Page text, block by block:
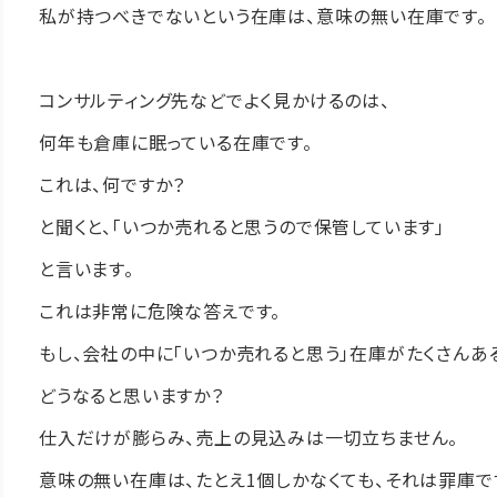
私が持つべきでないという在庫は、意味の無い在庫です。
コンサルティング先などでよく見かけるのは、
何年も倉庫に眠っている在庫です。
これは、何ですか？
と聞くと、「いつか売れると思うので保管しています」
と言います。
これは非常に危険な答えです。
もし、会社の中に「いつか売れると思う」在庫がたくさんあ
どうなると思いますか？
仕入だけが膨らみ、売上の見込みは一切立ちません。
意味の無い在庫は、たとえ1個しかなくても、それは罪庫で